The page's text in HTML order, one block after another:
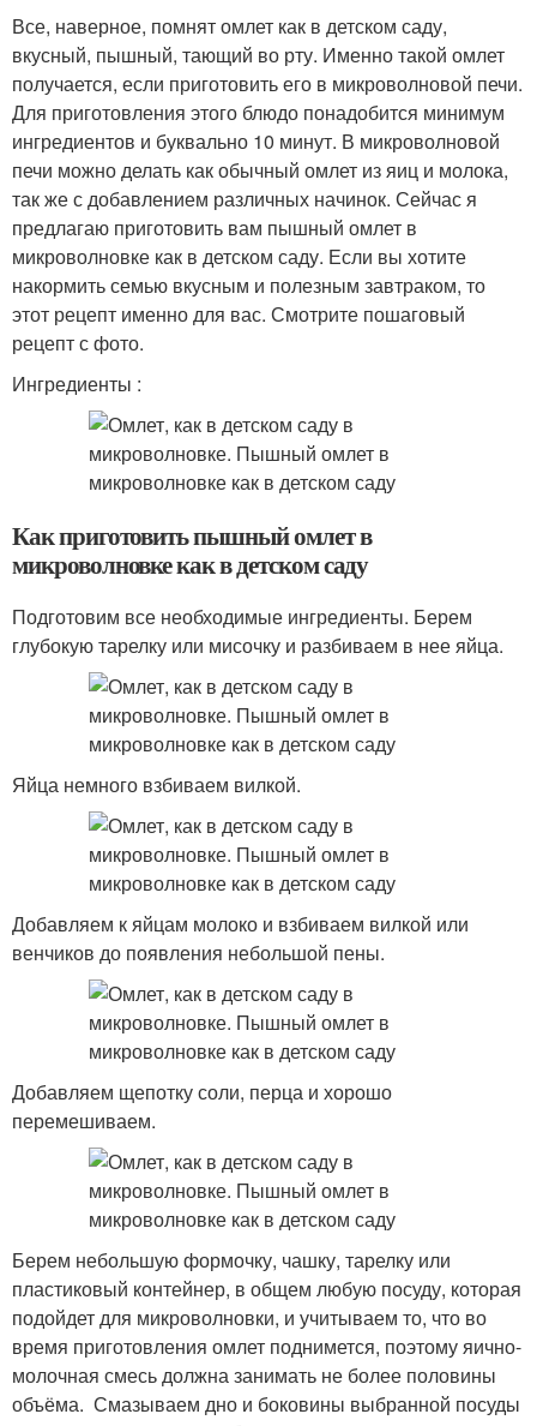
Все, наверное, помнят омлет как в детском саду,
вкусный, пышный, тающий во рту. Именно такой омлет
получается, если приготовить его в микроволновой печи.
Для приготовления этого блюдо понадобится минимум
ингредиентов и буквально 10 минут. В микроволновой
печи можно делать как обычный омлет из яиц и молока,
так же с добавлением различных начинок. Сейчас я
предлагаю приготовить вам пышный омлет в
микроволновке как в детском саду. Если вы хотите
накормить семью вкусным и полезным завтраком, то
этот рецепт именно для вас. Смотрите пошаговый
рецепт с фото.
Ингредиенты :
Как приготовить пышный омлет в
микроволновке как в детском саду
Подготовим все необходимые ингредиенты. Берем
глубокую тарелку или мисочку и разбиваем в нее яйца.
Яйца немного взбиваем вилкой.
Добавляем к яйцам молоко и взбиваем вилкой или
венчиков до появления небольшой пены.
Добавляем щепотку соли, перца и хорошо
перемешиваем.
Берем небольшую формочку, чашку, тарелку или
пластиковый контейнер, в общем любую посуду, которая
подойдет для микроволновки, и учитываем то, что во
время приготовления омлет поднимется, поэтому яично-
молочная смесь должна занимать не более половины
объёма. Смазываем дно и боковины выбранной посуды